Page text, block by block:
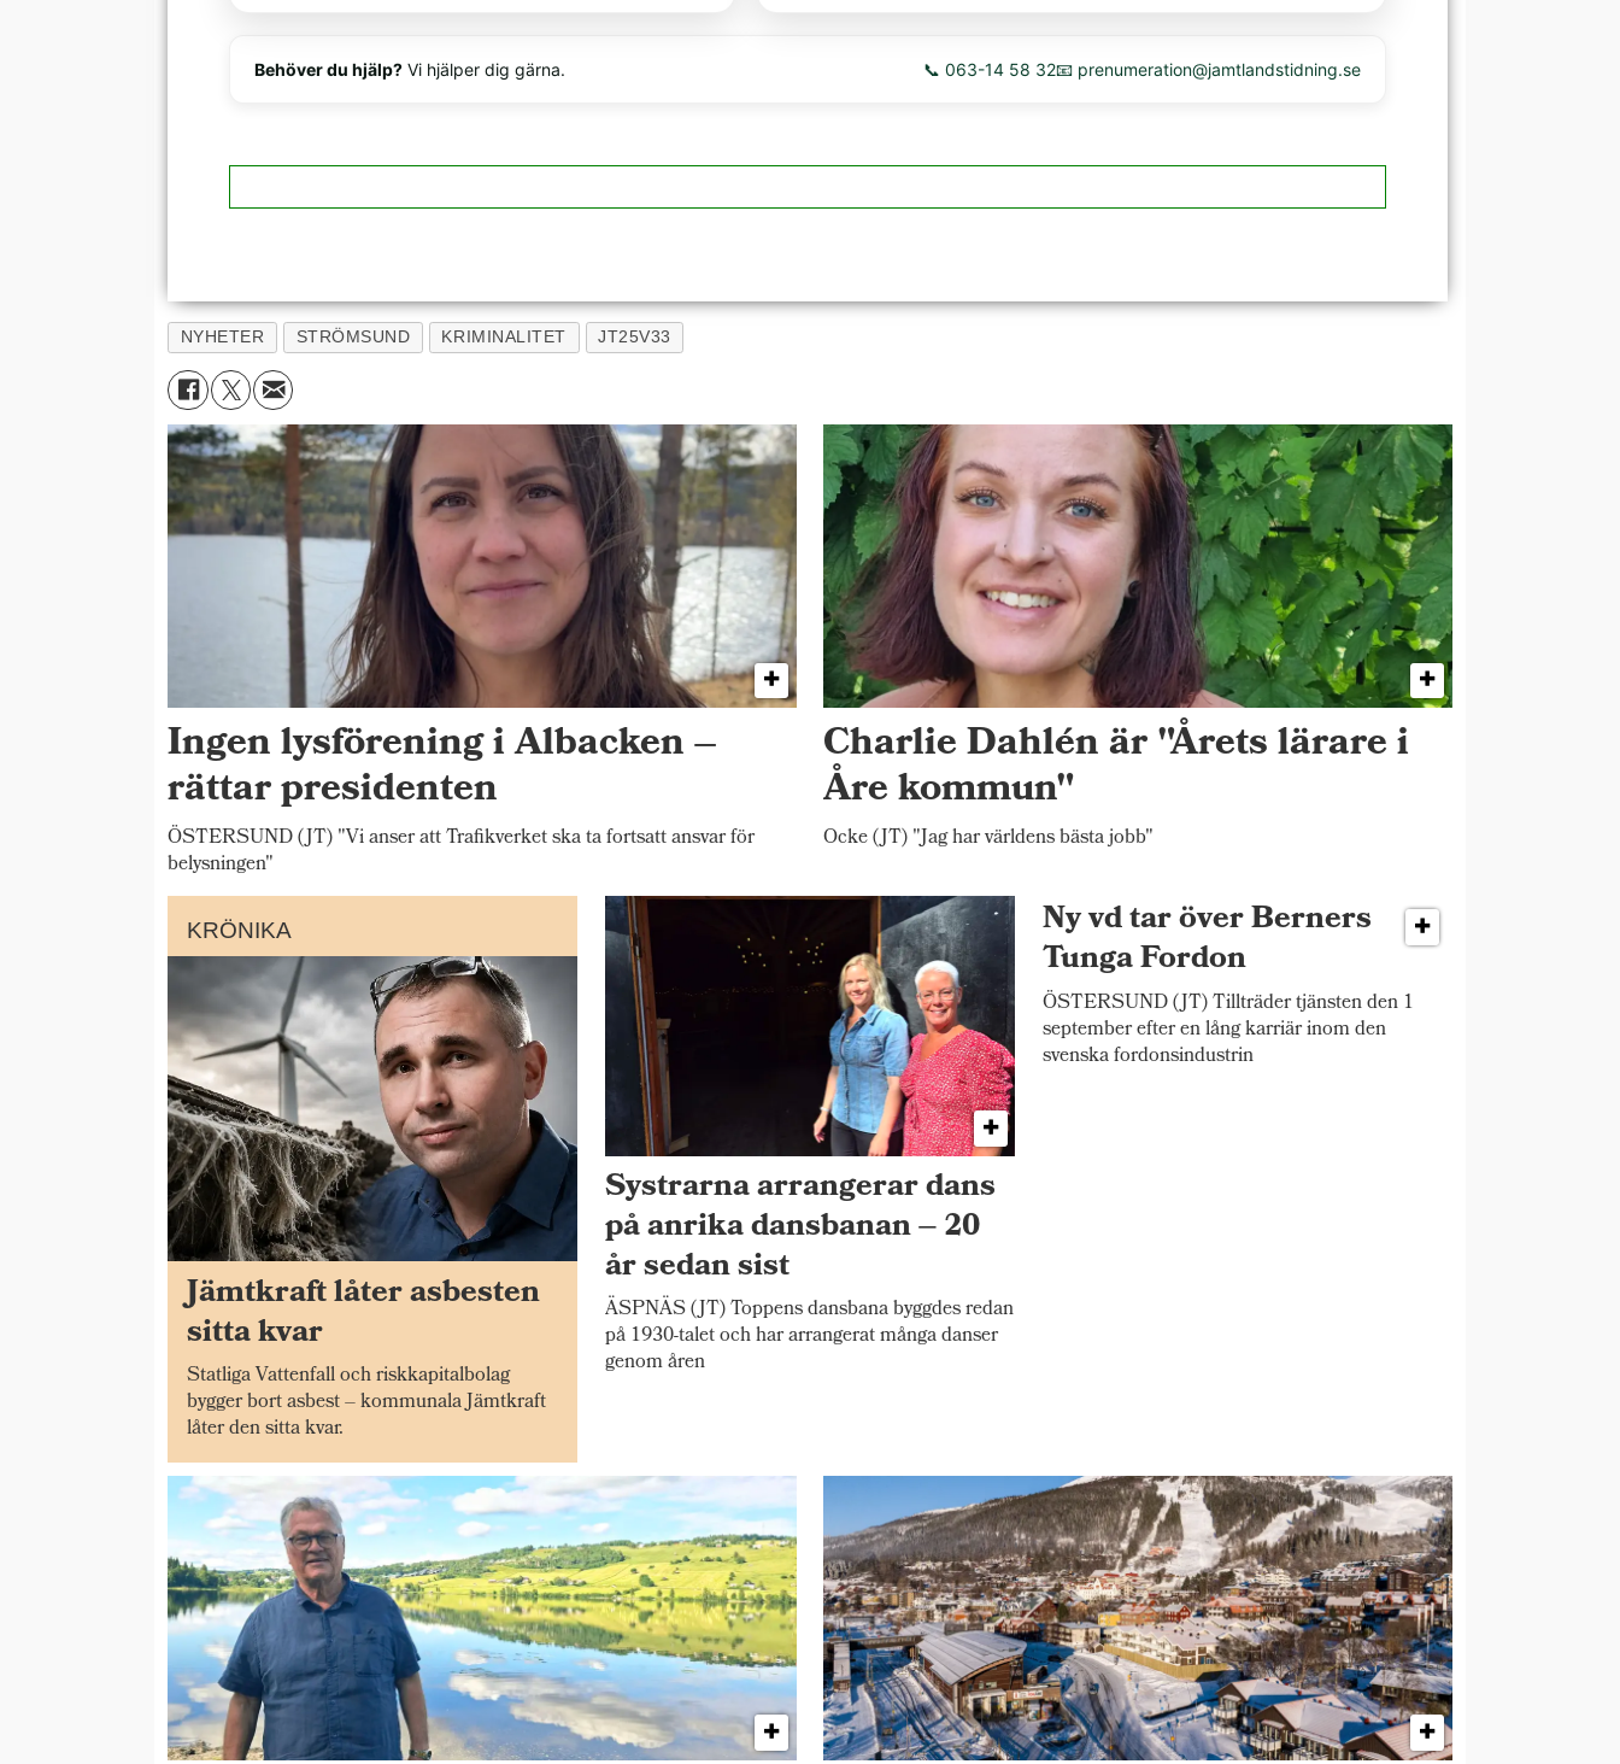
Behöver du hjälp? Vi hjälper dig gärna. 📞 063-14 58 32📧 prenumeration@jamtlandstidning.se
NYHETER STRÖMSUND KRIMINALITET JT25V33
Ingen lysförening i Albacken –
rättar presidenten
ÖSTERSUND (JT) "Vi anser att Trafikverket ska ta fortsatt ansvar för
belysningen"
Charlie Dahlén är "Årets lärare i
Åre kommun"
Ocke (JT) "Jag har världens bästa jobb"
KRÖNIKA
Jämtkraft låter asbesten
sitta kvar
Statliga Vattenfall och riskkapitalbolag
bygger bort asbest – kommunala Jämtkraft
låter den sitta kvar.
Systrarna arrangerar dans
på anrika dansbanan – 20
år sedan sist
ÄSPNÄS (JT) Toppens dansbana byggdes redan
på 1930-talet och har arrangerat många danser
genom åren
Ny vd tar över Berners
Tunga Fordon
ÖSTERSUND (JT) Tillträder tjänsten den 1
september efter en lång karriär inom den
svenska fordonsindustrin